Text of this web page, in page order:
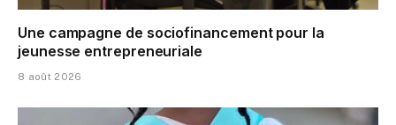
Une campagne de sociofinancement pour la
jeunesse entrepreneuriale
8 août 2026